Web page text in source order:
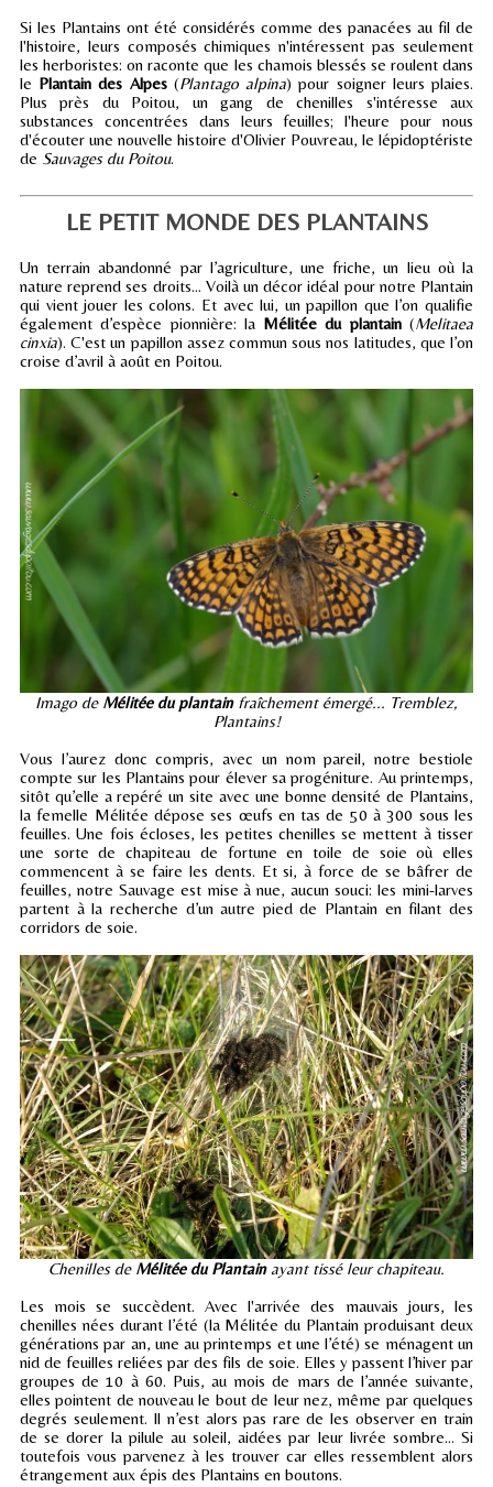
Si les Plantains ont été considérés comme des panacées au fil de
l'histoire, leurs composés chimiques n'intéressent pas seulement
les herboristes: on raconte que les chamois blessés se roulent dans
le Plantain des Alpes(Plantago alpina) pour soigner leurs plaies.
Plus près du Poitou, un gang de chenilles s'intéresse aux
substances concentrées dans leurs feuilles; l'heure pour nous
d'écouter une nouvelle histoire d'Olivier Pouvreau, le lépidoptériste
de Sauvages du Poitou.
LE PETIT MONDE DES PLANTAINS
Un terrain abandonné par l’agriculture, une friche, un lieu où la
nature reprend ses droits... Voilà un décor idéal pour notre Plantain
qui vient jouer les colons. Et avec lui, un papillon que l’on qualifie
également d’espèce pionnière: la Mélitée du plantain(Melitaea
cinxia). C'est un papillon assez commun sous nos latitudes, que l’on
croise d’avril à août en Poitou.
Imago de Mélitée du plantainfraîchement émergé... Tremblez,
Plantains!
Vous l’aurez donc compris, avec un nom pareil, notre bestiole
compte sur les Plantains pour élever sa progéniture. Au printemps,
sitôt qu’elle a repéré un site avec une bonne densité de Plantains,
la femelle Mélitée dépose ses œufs en tas de 50 à 300 sous les
feuilles. Une fois écloses, les petites chenilles se mettent à tisser
une sorte de chapiteau de fortune en toile de soie où elles
commencent à se faire les dents. Et si, à force de se bâfrer de
feuilles, notre Sauvage est mise à nue, aucun souci: les mini-larves
partent à la recherche d’un autre pied de Plantain en filant des
corridors de soie.
Chenilles de Mélitée du Plantain ayant tissé leur chapiteau.
Les mois se succèdent. Avec l'arrivée des mauvais jours, les
chenilles nées durant l’été (la Mélitée du Plantain produisant deux
générations par an, une au printemps et une l’été) se ménagent un
nid de feuilles reliées par des fils de soie. Elles y passent l’hiver par
groupes de 10 à 60. Puis, au mois de mars de l’année suivante,
elles pointent de nouveau le bout de leur nez, même par quelques
degrés seulement. Il n’est alors pas rare de les observer en train
de se dorer la pilule au soleil, aidées par leur livrée sombre… Si
toutefois vous parvenez à les trouver car elles ressemblent alors
étrangement aux épis des Plantains en boutons.